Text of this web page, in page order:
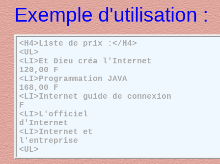
Exemple d'utilisation :
<H4>Liste de prix :</H4>
<UL>
<LI>Et Dieu créa
120,00 F
168,00 F
<LI>Internet guide de
F
<LI>L'officiel
d'Internet
<LI>Internet et
l'entreprise
<UL>